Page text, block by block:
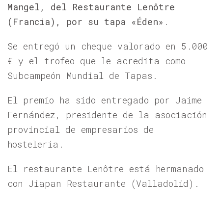
Mangel, del Restaurante Lenôtre
(Francia), por su tapa «Éden» .
Se entregó un cheque valorado en 5.000
€ y el trofeo que le acredita como
Subcampeón Mundial de Tapas.
El premio ha sido entregado por Jaime
Fernández, presidente de la asociación
provincial de empresarios de
hostelería.
El restaurante Lenôtre está hermanado
con Jiapan Restaurante (Valladolid).